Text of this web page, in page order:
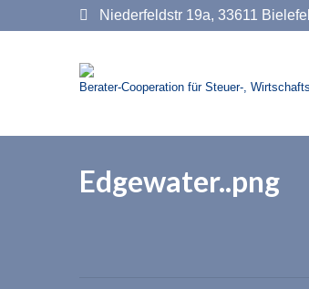
Niederfeldstr 19a, 33611
Berater-Cooperation für Steuer-,
Edgewater..png